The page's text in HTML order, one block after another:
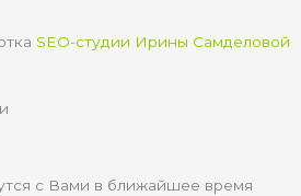
SEO-студии Ирины Самделовой
с Вами в ближайшее время